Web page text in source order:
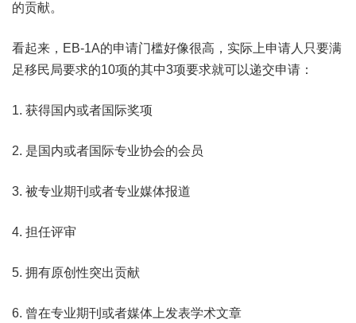
的贡献。
看起来，EB-1A的申请门槛好像很高，实际上申请人只要满
足移民局要求的10项的其中3项要求就可以递交申请：
1. 获得国内或者国际奖项
2. 是国内或者国际专业协会的会员
3. 被专业期刊或者专业媒体报道
4. 担任评审
5. 拥有原创性突出贡献
6. 曾在专业期刊或者媒体上发表学术文章